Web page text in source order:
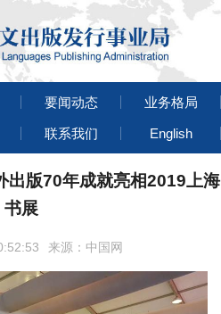
要闻动态 业务格局
联系我们 English
出版70年成就亮相2019上海
书展
来源：中国网